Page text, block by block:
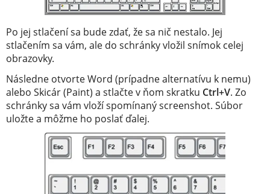
Po jej stlačení sa bude zdať, že sa nič nestalo. Jej
stlačením sa vám, ale do schránky vložil snímok celej
obrazovky.
Následne otvorte Word (prípadne alternatívu k nemu)
alebo Skicár (Paint) a stlačte v ňom skratku Ctrl+V. Zo
schránky sa vám vloží spomínaný screenshot. Súbor
uložte a môžme ho poslať ďalej.